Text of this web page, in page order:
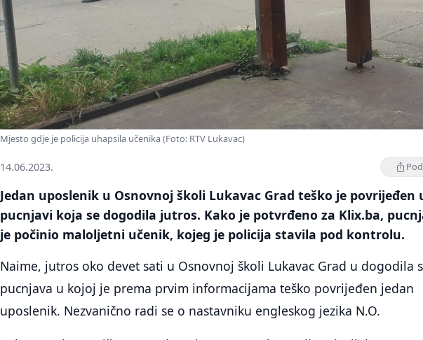
Mjesto gdje je policija uhapsila učenika (Foto: RTV Lukavac)
14.06.2023.
Jedan uposlenik u Osnovnoj školi Lukavac Grad teško je povrijeđen
pucnjavi koja se dogodila jutros. Kako je potvrđeno za Klix.ba,
je počinio maloljetni učenik, kojeg je policija stavila pod kontrolu.
Naime, jutros oko devet sati u Osnovnoj školi Lukavac Grad u dogodila
pucnjava u kojoj je prema prvim informacijama teško povrijeđen jedan
uposlenik. Nezvanično radi se o nastavniku engleskog jezika N.O.